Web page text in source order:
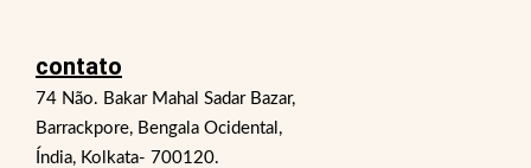
contato
74 Não. Bakar Mahal Sadar Bazar,
Barrackpore, Bengala Ocidental,
Índia, Kolkata- 700120.